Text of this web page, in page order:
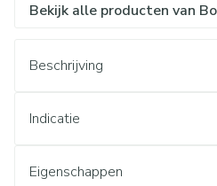
Bekijk alle producten van
Beschrijving
Indicatie
Eigenschappen